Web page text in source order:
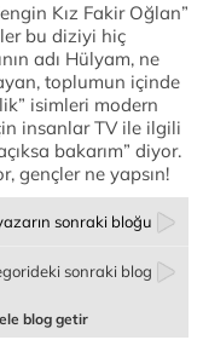
Kız Fakir Oğlan”
bu diziyi hiç
adı Hülyam, ne
toplumun içinde
isimleri modern
insanlar TV ile ilgili
bakarım” diyor.
gençler ne yapsın!
sonraki bloğu
sonraki blog
blog getir